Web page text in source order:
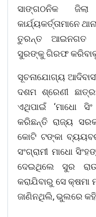
ସାଙ୍ଗଠନିକ
କାର୍ଯ୍ୟକର୍ତ୍ତାମାନେ
ତୁରନ୍ତ ଆଇନଗତ
ସୁରଙ୍କୁ ଗିରଫ
ସୂଚନାଯୋଗ୍ୟ
ଦଶମ ଶ୍ରେଣୀ
ଏଥିପାଇଁ ‘ମାଧୋ
କରିଛନ୍ତି ରାଜ୍ୟ
କୋଟି ଟଙ୍କା
ସଂଗ୍ରାମୀ ମାଧୋ
ଦେଇଥିଲେ ସୁର
କରାଯିବାରୁ ସେ କ୍ଷମା
ଜାଣିନଥିଲି, ଭୁଲରେ